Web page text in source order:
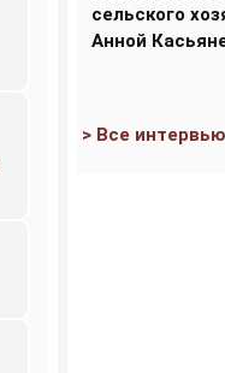
сельского
Анной
> Все интервью